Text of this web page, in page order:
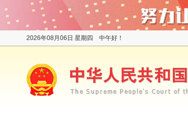
2026年08月06日 星期四 中午好！